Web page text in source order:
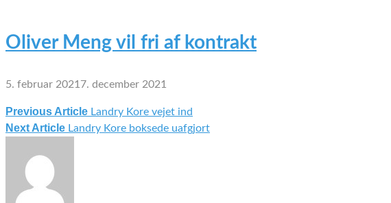
Oliver Meng vil fri af kontrakt
5. februar 2021 7. december 2021
Indlægsnavigation
Previous Article Landry Kore vejet ind
Next Article Landry Kore boksede uafgjort